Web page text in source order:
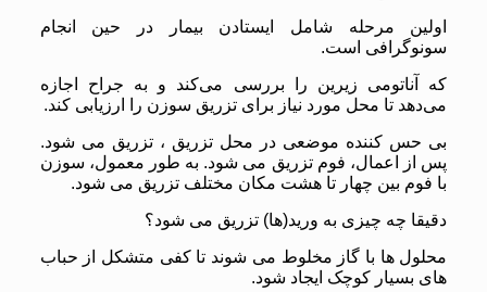
اولین مرحله شامل ایستادن بیمار در حین انجام
سونوگرافی است.
که آناتومی زیرین را بررسی می‌کند و به جراح اجازه
می‌دهد تا محل مورد نیاز برای تزریق سوزن را ارزیابی کند.
بی حس کننده موضعی در محل تزریق ، تزریق می شود.
پس از اعمال، فوم تزریق می شود. به طور معمول، سوزن
با فوم بین چهار تا هشت مکان مختلف تزریق می شود.
دقیقا چه چیزی به ورید(ها) تزریق می شود؟
محلول ها با گاز مخلوط می شوند تا کفی متشکل از حباب
های بسیار کوچک ایجاد شود.